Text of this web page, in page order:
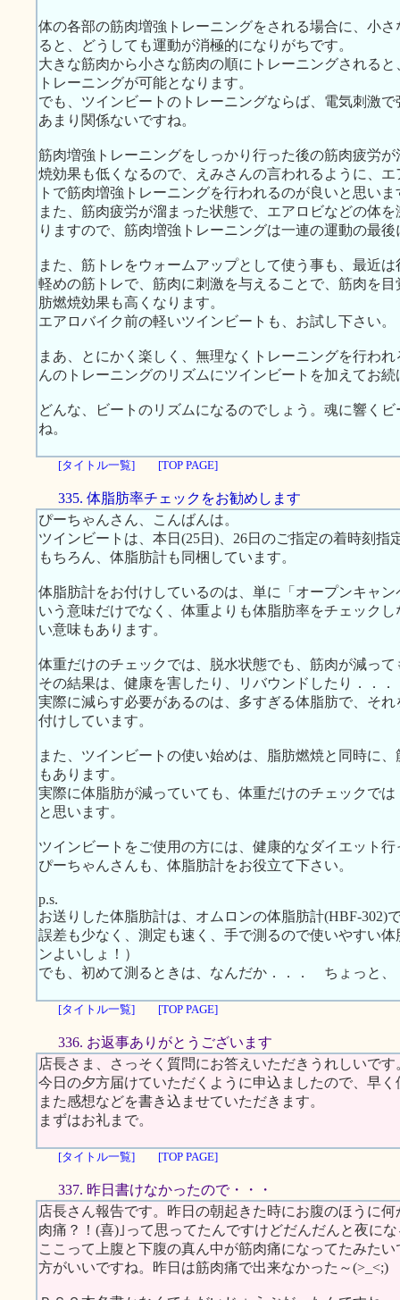
体の各部の筋肉増強トレーニングをされる場合に、小
ると、どうしても運動が消極的になりがちです。
大きな筋肉から小さな筋肉の順にトレーニングされる
トレーニングが可能となります。
でも、ツインビートのトレーニングならば、電気刺激
あまり関係ないですね。
筋肉増強トレーニングをしっかり行った後の筋肉疲労
焼効果も低くなるので、えみさんの言われるように、
トで筋肉増強トレーニングを行われるのが良いと思いま
また、筋肉疲労が溜まった状態で、エアロビなどの体
りますので、筋肉増強トレーニングは一連の運動の最
また、筋トレをウォームアップとして使う事も、最近
軽めの筋トレで、筋肉に刺激を与えることで、筋肉を
肪燃焼効果も高くなります。
エアロバイク前の軽いツインビートも、お試し下さい。
まあ、とにかく楽しく、無理なくトレーニングを行わ
んのトレーニングのリズムにツインビートを加えてお続
どんな、ビートのリズムになるのでしょう。魂に響く
ね。
[タイトル一覧] [TOP PAGE]
335. 体脂肪率チェックをお勧めします
ぴーちゃんさん、こんばんは。
ツインビートは、本日(25日)、26日のご指定の着時刻指
もちろん、体脂肪計も同梱しています。
体脂肪計をお付けしているのは、単に「オープンキャ
いう意味だけでなく、体重よりも体脂肪率をチェック
い意味もあります。
体重だけのチェックでは、脱水状態でも、筋肉が減っ
その結果は、健康を害したり、リバウンドしたり．．．
実際に減らす必要があるのは、多すぎる体脂肪で、そ
付けしています。
また、ツインビートの使い始めは、脂肪燃焼と同時に
もあります。
実際に体脂肪が減っていても、体重だけのチェックで
と思います。
ツインビートをご使用の方には、健康的なダイエット
ぴーちゃんさんも、体脂肪計をお役立て下さい。
p.s.
お送りした体脂肪計は、オムロンの体脂肪計(HBF-302)
誤差も少なく、測定も速く、手で測るので使いやすい
ンよいしょ！）
でも、初めて測るときは、なんだか．．． ちょっと、
[タイトル一覧] [TOP PAGE]
336. お返事ありがとうございます
店長さま、さっそく質問にお答えいただきうれしいです
今日の夕方届けていただくように申込ましたので、早
また感想などを書き込ませていただきます。
まずはお礼まで。
[タイトル一覧] [TOP PAGE]
337. 昨日書けなかったので・・・
店長さん報告です。昨日の朝起きた時にお腹のほうに
肉痛？！(喜)｣って思ってたんですけどだんだんと夜に
ここって上腹と下腹の真ん中が筋肉痛になってたみた
方がいいですね。昨日は筋肉痛で出来なかった～(>_<;)